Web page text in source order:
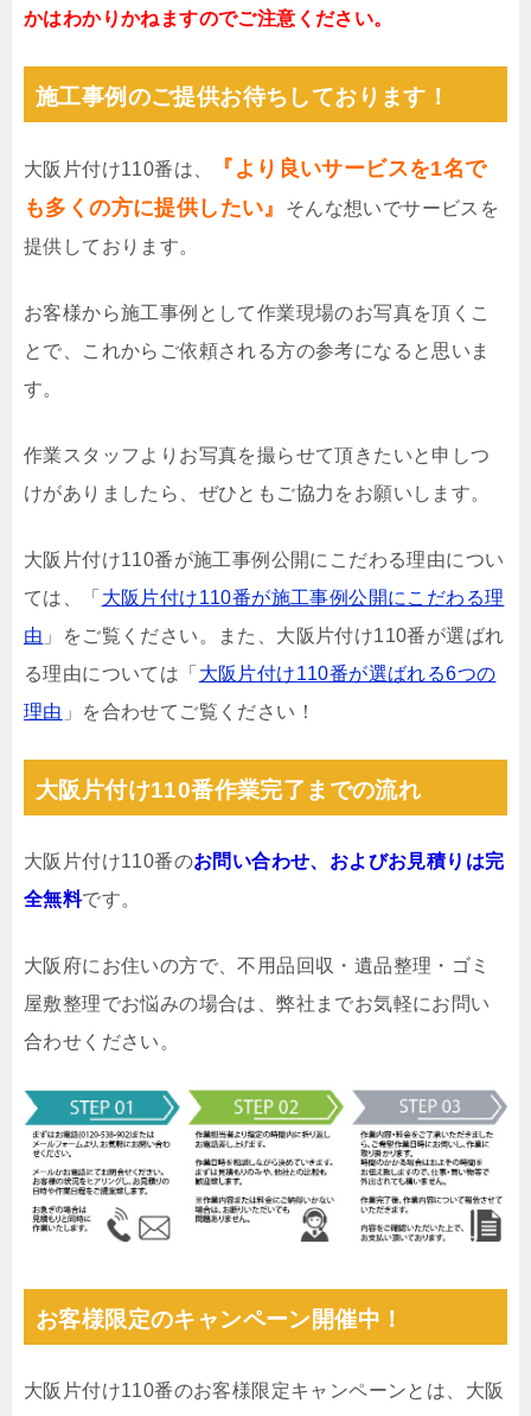
かはわかりかねますのでご注意ください。
施工事例のご提供お待ちしております！
大阪片付け110番は、
『より良いサービスを1名で
も多くの方に提供したい』
そんな想いでサービスを
提供しております。
お客様から施工事例として作業現場のお写真を頂くこ
とで、これからご依頼される方の参考になると思いま
す。
作業スタッフよりお写真を撮らせて頂きたいと申しつ
けがありましたら、ぜひともご協力をお願いします。
大阪片付け110番が施工事例公開にこだわる理由につい
ては、「 大阪片付け110番が施工事例公開にこだわる理
由 」をご覧ください。また、大阪片付け110番が選ばれ
る理由については「 大阪片付け110番が選ばれる6つの
理由 」を合わせてご覧ください！
大阪片付け110番作業完了までの流れ
大阪片付け110番のお問い合わせ、およびお見積りは完
全無料です。
大阪府にお住いの方で、不用品回収・遺品整理・ゴミ
屋敷整理でお悩みの場合は、弊社までお気軽にお問い
合わせください。
お客様限定のキャンペーン開催中！
大阪片付け110番のお客様限定キャンペーンとは、大阪